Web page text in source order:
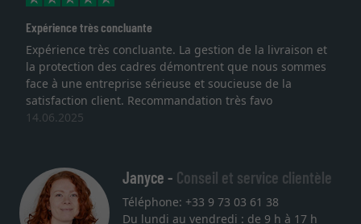
Expérience très concluante
Expérience très concluante. La gestion de la livraison et
la protection des cadres démontrent que nous sommes
face à une entreprise sérieuse et soucieuse de la
satisfaction client. Recommandation très favo
14.06.2025
Janyce - Conseil et service clientèle
Téléphone: +33 9 73 03 61 38